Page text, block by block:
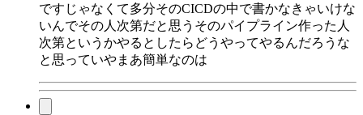
ですじゃなくて多分そのCICDの中で書かなきゃいけな
いんでその人次第だと思うそのパイプライン作った人
次第というかやるとしたらどうやってやるんだろうな
と思っていやまあ簡単なのは